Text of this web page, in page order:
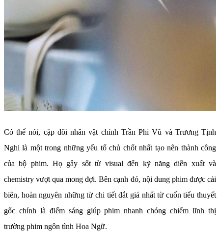
Có thể nói, cặp đôi nhân vật chính Trần Phi Vũ và Trương Tịnh
Nghi là một trong những yếu tố chủ chốt nhất tạo nên thành công
của bộ phim. Họ gây sốt từ visual đến kỹ năng diễn xuất và
chemistry vượt qua mong đợi. Bên cạnh đó, nội dung phim được cải
biên, hoàn nguyên những từ chi tiết đắt giá nhất từ cuốn tiểu thuyết
gốc chính là điểm sáng giúp phim nhanh chóng chiếm lĩnh thị
trường phim ngôn tình Hoa Ngữ.